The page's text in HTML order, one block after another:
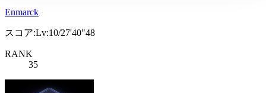
Enmarck
スコア:Lv:10/27'40"48
RANK
35